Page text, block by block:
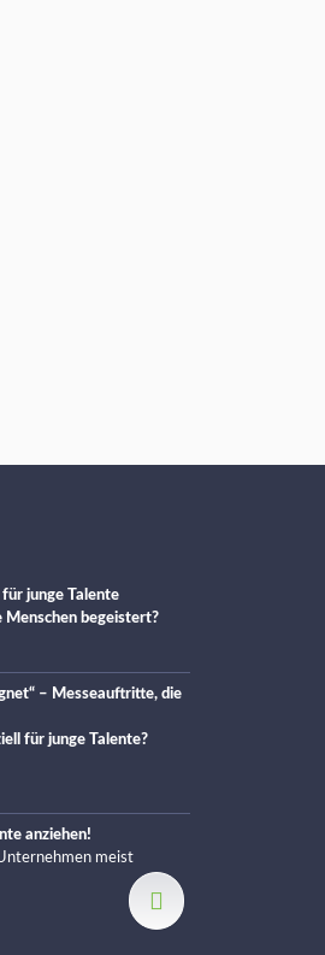
junge Talente
begeistert?
– Messeauftritte, die
für junge Talente?
anziehen!
meist